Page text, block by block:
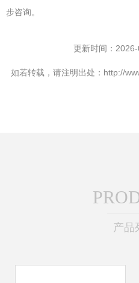
步咨询。
更新时间：
如若转载，请注明出处：http://
产品